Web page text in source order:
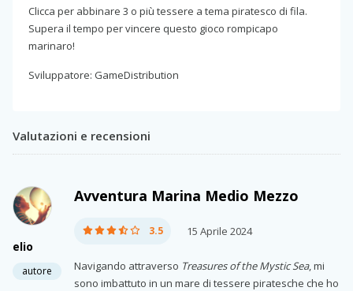
Clicca per abbinare 3 o più tessere a tema piratesco di fila.
Supera il tempo per vincere questo gioco rompicapo
marinaro!
Sviluppatore: GameDistribution
Valutazioni e recensioni
elio
autore
Avventura Marina Medio Mezzo
3.5 15 Aprile 2024
Navigando attraverso Treasures of the Mystic Sea, mi
sono imbattuto in un mare di tessere piratesche che ho